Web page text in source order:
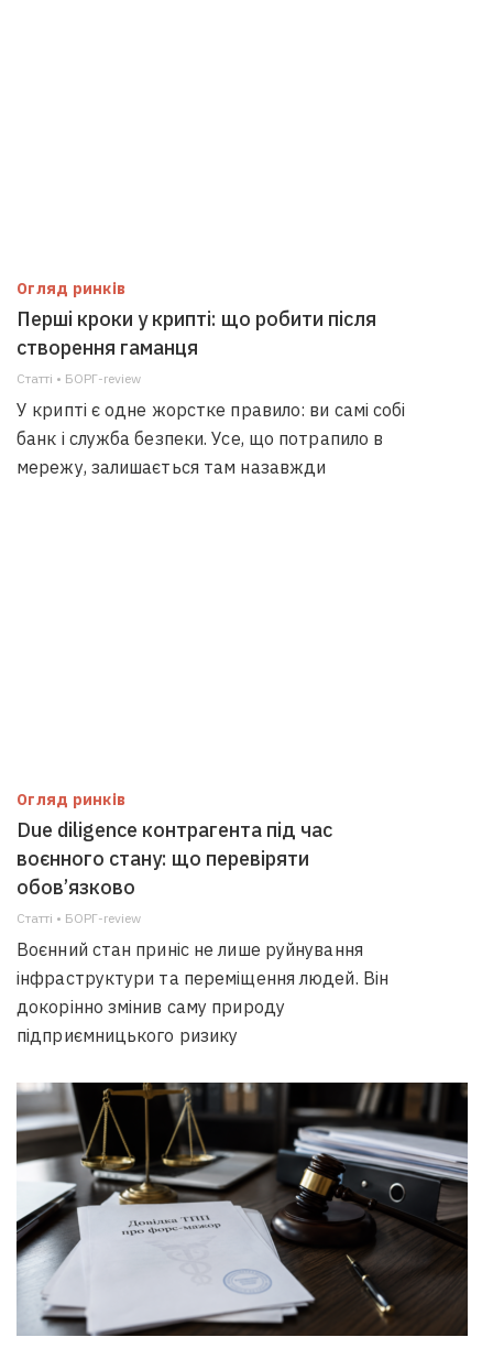
Огляд ринків
Перші кроки у крипті: що робити після
створення гаманця
Статті • БОРГ-review
У крипті є одне жорстке правило: ви самі собі
банк і служба безпеки. Усе, що потрапило в
мережу, залишається там назавжди
Огляд ринків
Due diligence контрагента під час
воєнного стану: що перевіряти
обов’язково
Статті • БОРГ-review
Воєнний стан приніс не лише руйнування
інфраструктури та переміщення людей. Він
докорінно змінив саму природу
підприємницького ризику